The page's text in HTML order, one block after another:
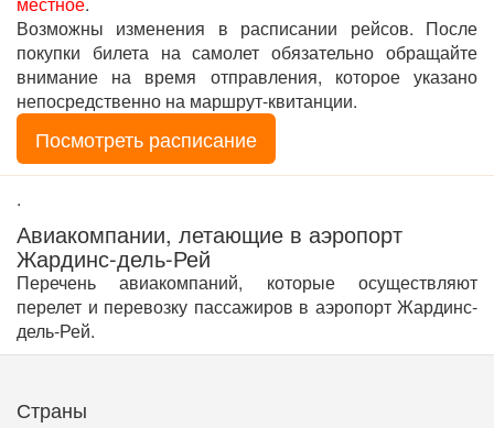
Возможны изменения в расписании рейсов. После
покупки билета на самолет обязательно обращайте
внимание на время отправления, которое указано
непосредственно на маршрут-квитанции.
Посмотреть расписание
.
Авиакомпании, летающие в аэропорт
Жардинс-дель-Рей
Перечень авиакомпаний, которые осуществляют
перелет и перевозку пассажиров в аэропорт Жардинс-
дель-Рей.
Страны